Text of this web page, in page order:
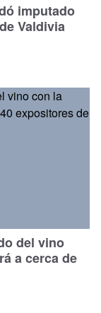
imputado
Valdivia
del vino
a cerca de